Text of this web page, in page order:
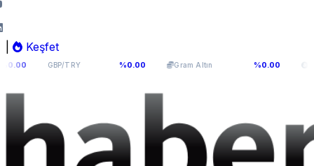
Keşfet
GBP/TRY 64,2936 Gram Altın6.107,34 BTC